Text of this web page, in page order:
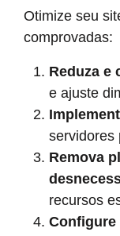
Otimize seu
comprovadas:
Reduza e
e ajuste
servidores
Remova
recursos
Configure